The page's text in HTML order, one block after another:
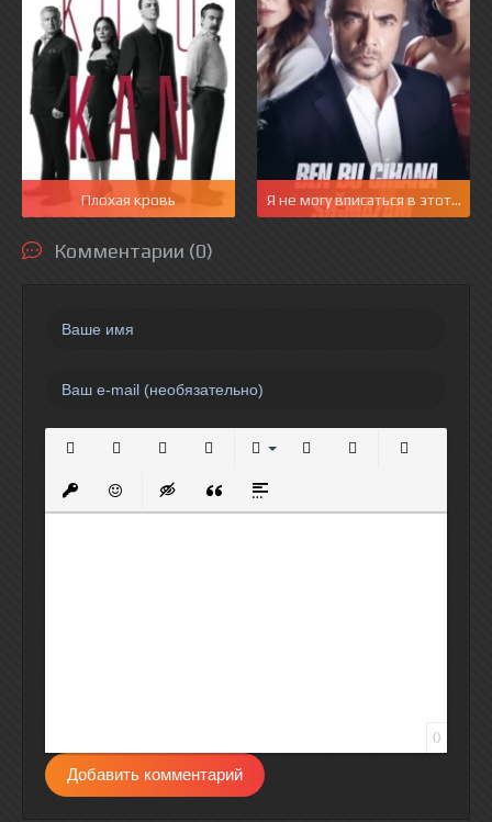
Плохая кровь Я не могу вписаться в этот мир
Комментарии (0)
Вставить защищенную ссылку
Вставить смайлик
Вставка скрытого текста
Вставка цитаты
Вставка спойлера
0
Добавить комментарий